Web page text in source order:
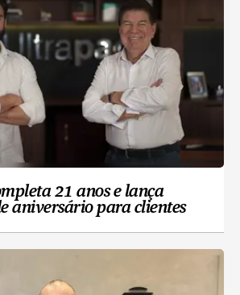
21 anos e lança
aniversário para clientes